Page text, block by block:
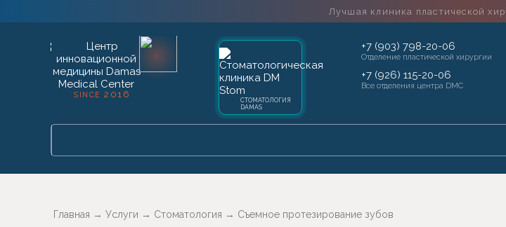
Лучшая клиника пластической
SINCE 2016
СТОМАТОЛОГИЯ
DAMAS
+7 (903) 798-20-06
Отделение пластической хирургии
+7 (926) 115-20-06
Все отделения центра DMC
Главная → Услуги → Стоматология → Съемное протезирование зубов